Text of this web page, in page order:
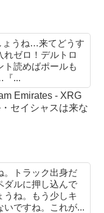
ょうね…来てどうす
れゼロ！デルトロ
ト読めばポールも
『...
Emirates - XRG
セイシャスは来な
。トラック出身だ
ダルに押し込んで
うね。もう少しキ
いですね。これが...